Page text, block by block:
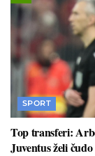
SPORT
Top transferi:
Juventus želi